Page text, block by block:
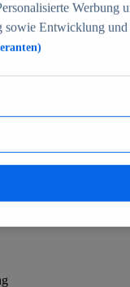
70+
Werbung
sowie Entwicklung